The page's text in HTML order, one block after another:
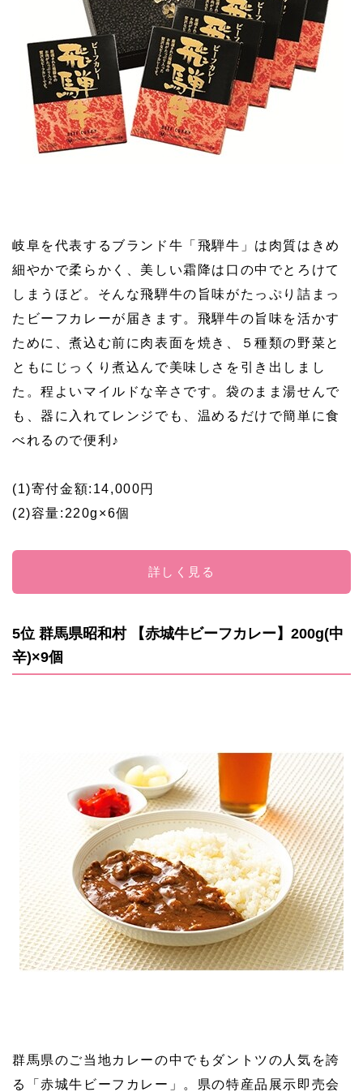
岐阜を代表するブランド牛「飛騨牛」は肉質はきめ
細やかで柔らかく、美しい霜降は口の中でとろけて
しまうほど。そんな飛騨牛の旨味がたっぷり詰まっ
たビーフカレーが届きます。飛騨牛の旨味を活かす
ために、煮込む前に肉表面を焼き、５種類の野菜と
ともにじっくり煮込んで美味しさを引き出しまし
た。程よいマイルドな辛さです。袋のまま湯せんで
も、器に入れてレンジでも、温めるだけで簡単に食
べれるので便利♪
(1)寄付金額:14,000円
(2)容量:220g×6個
詳しく見る
5位 群馬県昭和村 【赤城牛ビーフカレー】200g(中
辛)×9個
群馬県のご当地カレーの中でもダントツの人気を誇
る「赤城牛ビーフカレー」。県の特産品展示即売会